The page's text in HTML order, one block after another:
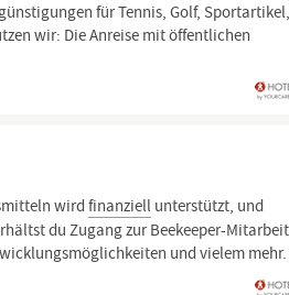
für Tennis, Golf, Sportartikel,
wir: Die Anreise mit öffentlichen
wirdfinanziell unterstützt, und
du Zugang zur Beekeeper-
und vielem mehr.